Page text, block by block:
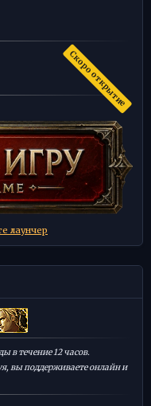
Скоро открытие
лаунчер
в течение 12 часов.
вы поддерживаете онлайн и